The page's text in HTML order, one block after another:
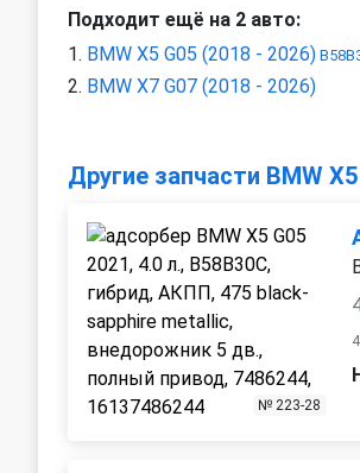
Подходит ещё на 2 авто:
BMW X5 G05 (2018 - 2026)
BMW X7 G07 (2018 - 2026)
Другие запчасти BMW
№ 223-28